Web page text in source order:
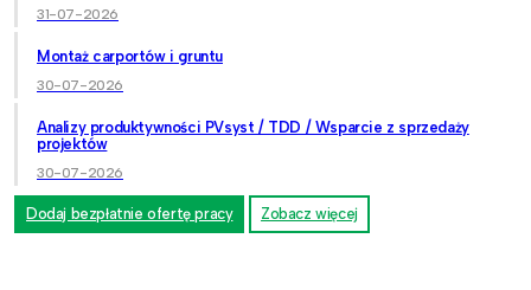
31-07-2026
Montaż carportów i gruntu
30-07-2026
Analizy produktywności PVsyst / TDD / Wsparcie z sprzedaży
projektów
30-07-2026
Dodaj bezpłatnie ofertę pracy Zobacz więcej